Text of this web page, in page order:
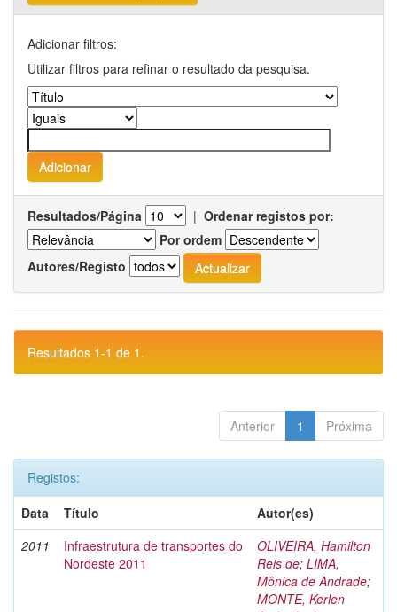
Adicionar filtros:
Utilizar filtros para refinar o resultado da pesquisa.
Resultados/Página | Ordenar registos por:
Por ordem
Autores/Registo
Resultados 1-1 de 1.
Anterior 1 Próxima
Registos:
Data
Título
Autor(es)
2011
Infraestrutura de transportes do
Nordeste 2011
OLIVEIRA, Hamilton
Reis de; LIMA,
Mônica de Andrade;
MONTE, Kerlen